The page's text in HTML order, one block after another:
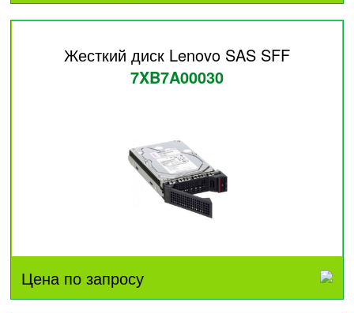
Жесткий диск Lenovo SAS SFF
7XB7A00030
Цена по запросу